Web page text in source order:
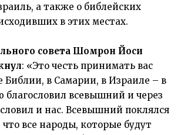
а также о библейских
в этих местах.
совета Шомрон Йоси
: «Это честь принимать вас
Библии, в Самарии, в Израиле – в
благословил всевышний и через
и нас. Всевышний поклялся
что все народы, которые будут